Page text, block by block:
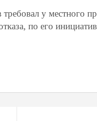
у местного
по его